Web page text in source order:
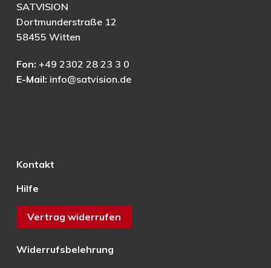
SATVISION
Dortmunderstraße 12
58455 Witten
Fon: +49 2302 28 23 3 0
E-Mail: info@satvision.de
Kontakt
Hilfe
Vertrag widerrufen
Widerrufsbelehrung